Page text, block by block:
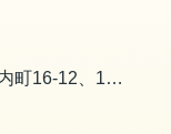
京都府京都市伏見区深草藪之内町16-12、16-4